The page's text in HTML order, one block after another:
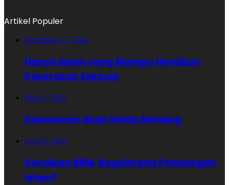
Artikel Populer
November 15, 2021
Hanya Islam yang Mampu Hentikan
Kekerasan Seksual
Mei 11, 2021
Kebenaran Akan Selalu Menang
April 9, 2022
Kenaikan BBM, Bagaimana Pandangan
Islam?